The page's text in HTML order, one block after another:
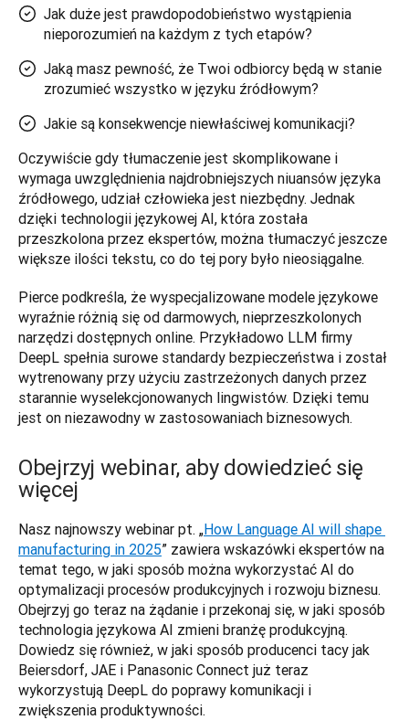
Jak duże jest prawdopodobieństwo wystąpienia
nieporozumień na każdym z tych etapów?
Jaką masz pewność, że Twoi odbiorcy będą w stanie
zrozumieć wszystko w języku źródłowym?
Jakie są konsekwencje niewłaściwej komunikacji?
Oczywiście gdy tłumaczenie jest skomplikowane i
wymaga uwzględnienia najdrobniejszych niuansów języka
źródłowego, udział człowieka jest niezbędny. Jednak
dzięki technologii językowej AI, która została
przeszkolona przez ekspertów, można tłumaczyć jeszcze
Pierce podkreśla, że wyspecjalizowane modele językowe
wyraźnie różnią się od darmowych, nieprzeszkolonych
narzędzi dostępnych online. Przykładowo LLM firmy
DeepL spełnia surowe standardy bezpieczeństwa i został
wytrenowany przy użyciu zastrzeżonych danych przez
starannie wyselekcjonowanych lingwistów. Dzięki temu
jest on niezawodny w zastosowaniach biznesowych.
Obejrzyj webinar, aby dowiedzieć się
więcej
Nasz najnowszy webinar pt. „How Language AI will shape
manufacturing in 2025” zawiera wskazówki ekspertów na
temat tego, w jaki sposób można wykorzystać AI do
optymalizacji procesów produkcyjnych i rozwoju biznesu.
Obejrzyj go teraz na żądanie i przekonaj się, w jaki sposób
technologia językowa AI zmieni branżę produkcyjną.
Dowiedz się również, w jaki sposób producenci tacy jak
Beiersdorf, JAE i Panasonic Connect już teraz
wykorzystują DeepL do poprawy komunikacji i
zwiększenia produktywności.